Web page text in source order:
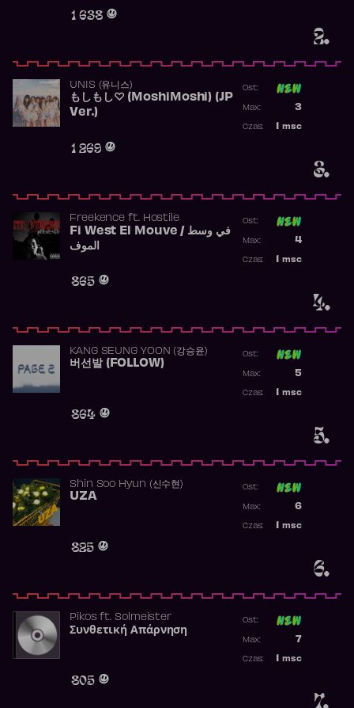
2.
1 638
3.
UNIS (유니스)
もしもし♡ (MoshiMoshi) (JP
Ver.)
1 269
Ost:
3
Max:
msc
Czas:
4.
Freekence ft. Hostile
Fi West El Mouve / في وسط
الموف
865
Ost:
4
Max:
msc
Czas:
5.
KANG SEUNG YOON (강승윤)
버선발 (FOLLOW)
864
Ost:
5
Max:
msc
Czas:
6.
Shin Soo Hyun (신수현)
UZA
825
Ost:
6
Max:
msc
Czas:
7.
Pikosft. Solmeister
Συνθετική Απάρνηση
805
Ost:
7
Max:
msc
Czas: